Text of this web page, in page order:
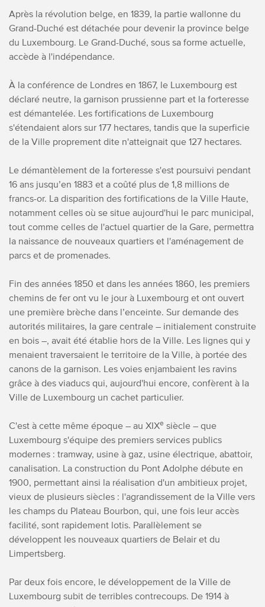
Après la révolution belge, en 1839, la partie wallonne du
Grand-Duché est détachée pour devenir la province belge
du Luxembourg. Le Grand-Duché, sous sa forme actuelle,
accède à l'indépendance.
À la conférence de Londres en 1867, le Luxembourg est
déclaré neutre, la garnison prussienne part et la forteresse
est démantelée. Les fortifications de Luxembourg
s'étendaient alors sur 177 hectares, tandis que la superficie
de la Ville proprement dite n'atteignait que 127 hectares.
Le démantèlement de la forteresse s'est poursuivi pendant
16 ans jusqu’en 1883 et a coûté plus de 1,8 millions de
francs-or. La disparition des fortifications de la Ville Haute,
notamment celles où se situe aujourd'hui le parc municipal,
tout comme celles de l'actuel quartier de la Gare, permettra
la naissance de nouveaux quartiers et l'aménagement de
parcs et de promenades.
Fin des années 1850 et dans les années 1860, les premiers
chemins de fer ont vu le jour à Luxembourg et ont ouvert
une première brèche dans l’enceinte. Sur demande des
autorités militaires, la gare centrale – initialement construite
en bois –, avait été établie hors de la Ville. Les lignes qui y
menaient traversaient le territoire de la Ville, à portée des
canons de la garnison. Les voies enjambaient les ravins
grâce à des viaducs qui, aujourd'hui encore, confèrent à la
Ville de Luxembourg un cachet particulier.
C'est à cette même époque – au XIXe siècle – que
Luxembourg s'équipe des premiers services publics
modernes : tramway, usine à gaz, usine électrique, abattoir,
canalisation. La construction du Pont Adolphe débute en
1900, permettant ainsi la réalisation d'un ambitieux projet,
vieux de plusieurs siècles : l'agrandissement de la Ville vers
les champs du Plateau Bourbon, qui, une fois leur accès
facilité, sont rapidement lotis. Parallèlement se
développent les nouveaux quartiers de Belair et du
Limpertsberg.
Par deux fois encore, le développement de la Ville de
Luxembourg subit de terribles contrecoups. De 1914 à